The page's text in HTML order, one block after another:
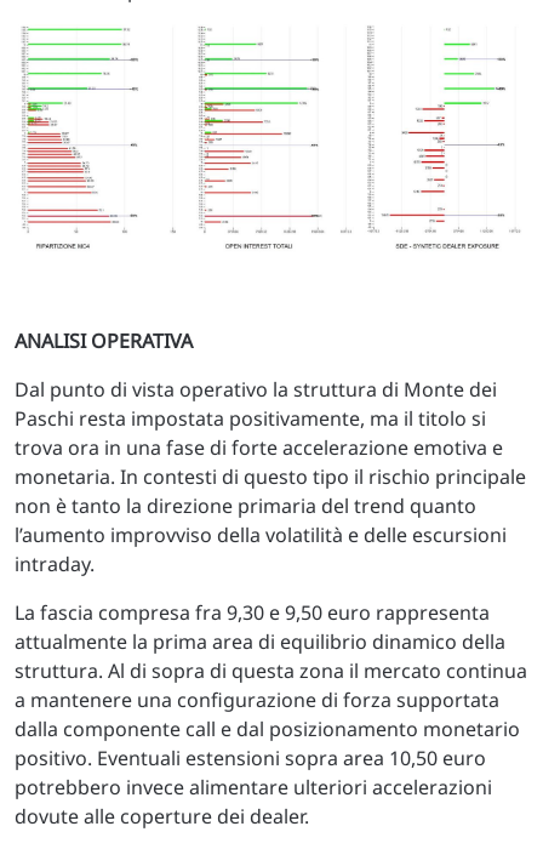
ANALISI OPERATIVA
Dal punto di vista operativo la struttura di Monte dei
Paschi resta impostata positivamente, ma il titolo si
trova ora in una fase di forte accelerazione emotiva e
monetaria. In contesti di questo tipo il rischio principale
non è tanto la direzione primaria del trend quanto
l’aumento improvviso della volatilità e delle escursioni
intraday.
La fascia compresa fra 9,30 e 9,50 euro rappresenta
attualmente la prima area di equilibrio dinamico della
struttura. Al di sopra di questa zona il mercato continua
a mantenere una configurazione di forza supportata
dalla componente call e dal posizionamento monetario
positivo. Eventuali estensioni sopra area 10,50 euro
potrebbero invece alimentare ulteriori accelerazioni
dovute alle coperture dei dealer.